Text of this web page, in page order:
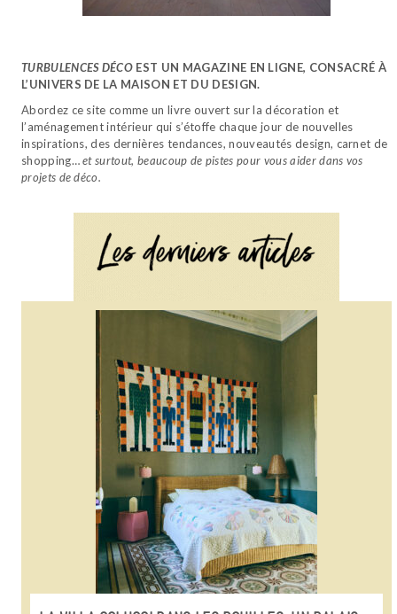
TURBULENCES DÉCO EST UN MAGAZINE EN LIGNE, CONSACRÉ À
L’UNIVERS DE LA MAISON ET DU DESIGN.
Abordez ce site comme un livre ouvert sur la décoration et
l’aménagement intérieur qui s’étoffe chaque jour de nouvelles
inspirations, des dernières tendances, nouveautés design, carnet de
shopping…et surtout, beaucoup de pistes pour vous aider dans vos
projets de déco.